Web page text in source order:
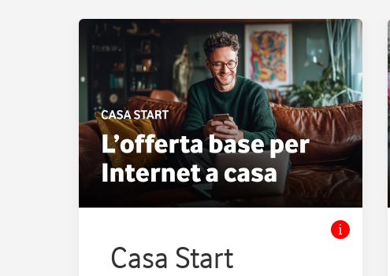
Casa Start